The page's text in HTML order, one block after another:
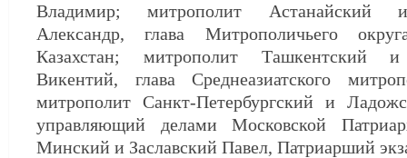
Владимир; митрополит Астанайский и
Александр, глава Митрополичьего
Казахстан; митрополит Ташкентский и
Викентий, глава Среднеазиатского
митрополит Санкт-Петербургский и
управляющий делами Московской
Минский и Заславский Павел, Патриарший